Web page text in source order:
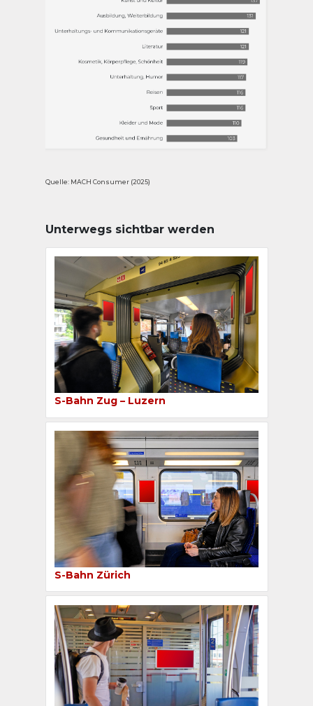
Quelle: MACH Consumer (2025)
Unterwegs sichtbar werden
S-Bahn Zug – Luzern
S-Bahn Zürich